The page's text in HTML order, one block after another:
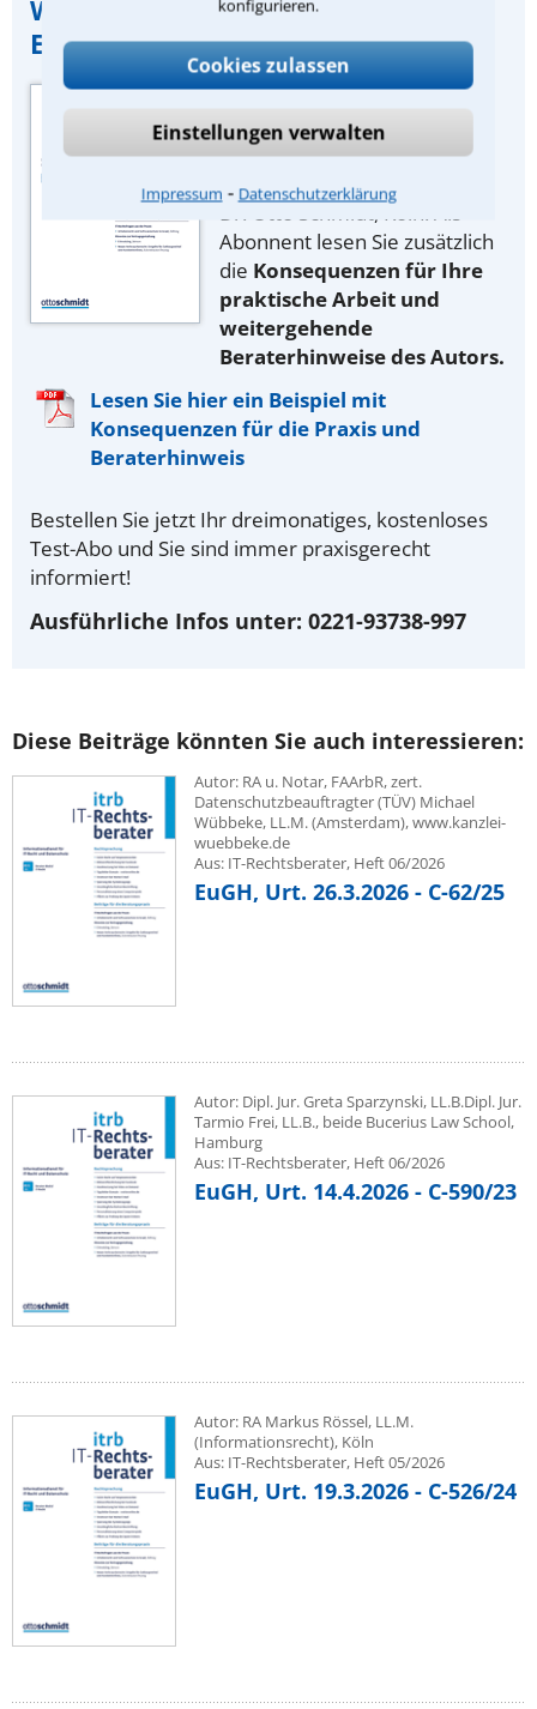
konfigurieren.
Cookies zulassen
Einstellungen verwalten
Impressum ⁃ Datenschutzerklärung
Wichtiger Hinweis zu dieser
Entscheidung:
Quelle der
Urteilszusammenfassung:
Zeitschrift „IT-Rechtsberater“
des juristischen Fachverlags
Dr. Otto Schmidt, Köln. Als
Abonnent lesen Sie zusätzlich
die Konsequenzen für Ihre
praktische Arbeit und
weitergehende
Beraterhinweise des Autors.
Lesen Sie hier ein Beispiel mit
Konsequenzen für die Praxis und
Beraterhinweis
Bestellen Sie jetzt Ihr dreimonatiges, kostenloses
Test-Abo und Sie sind immer praxisgerecht
informiert!
Ausführliche Infos unter: 0221-93738-997
Diese Beiträge könnten Sie auch interessieren:
Autor: RA u. Notar, FAArbR, zert.
Datenschutzbeauftragter (TÜV) Michael
Wübbeke, LL.M. (Amsterdam), www.kanzlei-
wuebbeke.de
Aus: IT-Rechtsberater, Heft 06/2026
EuGH, Urt. 26.3.2026 - C-62/25
Autor: Dipl. Jur. Greta Sparzynski, LL.B.Dipl. Jur.
Tarmio Frei, LL.B., beide Bucerius Law School,
Hamburg
Aus: IT-Rechtsberater, Heft 06/2026
EuGH, Urt. 14.4.2026 - C-590/23
Autor: RA Markus Rössel, LL.M.
(Informationsrecht), Köln
Aus: IT-Rechtsberater, Heft 05/2026
EuGH, Urt. 19.3.2026 - C-526/24